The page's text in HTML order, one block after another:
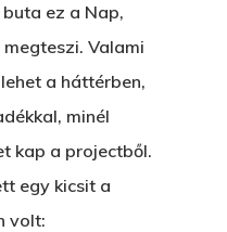
ez a Nap,
Valami
a háttérben,
minél
kap a projectből.
egy kicsit a
volt: